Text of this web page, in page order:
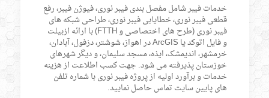
خدمات فیبر شامل مفصل بندی فیبر نوری، فیوژن فیبر، رفع
قطعی فیبر نوری، خطایابی فیبر نوری، طراحی شبکه های
فیبر نوری (طرح های اختصاصی و FTTH) با ارائه ازبیلت
و فایل اتوکد یا ArcGIS در اهواز، شوشتر، دزفول، آبادان،
خرمشهر، اندیمشک، ایذه، مسجد سلیمان، و دیگر شهرهای
خوزستان پذیرفته می شود. جهت کسب اطلاعت از هزینه
خدمات و برآورد اولیه از پروژه فیبر نوری با شماره تلفن
های پایین سایت تماس حاصل نمایید.